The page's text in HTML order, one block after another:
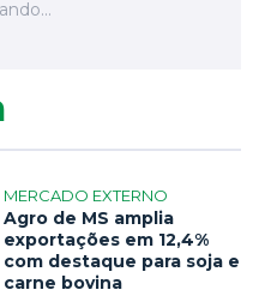
MERCADO EXTERNO
Agro de MS amplia
exportações em 12,4%
com destaque para soja e
carne bovina